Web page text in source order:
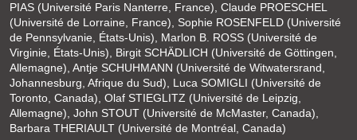
PIAS (Université Paris Nanterre, France), Claude PROESCHEL
(Université de Lorraine, France), Sophie ROSENFELD (Université
de Pennsylvanie, États-Unis), Marlon B. ROSS (Université de
Virginie, États-Unis), Birgit SCHÄDLICH (Université de Göttingen,
Allemagne), Antje SCHUHMANN (Université de Witwatersrand,
Johannesburg, Afrique du Sud), Luca SOMIGLI (Université de
Toronto, Canada), Olaf STIEGLITZ (Université de Leipzig,
Allemagne), John STOUT (Université de McMaster, Canada),
Barbara THERIAULT (Université de Montréal, Canada)